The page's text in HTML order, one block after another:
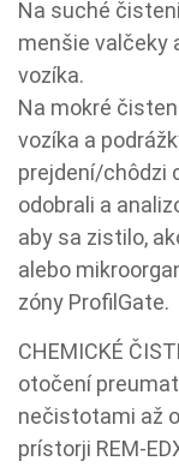
Na suché
menšie valčeky
vozíka.
Na mokré
vozíka a
prejdení/chôdzi
odobrali a
aby sa zistilo,
alebo
zóny ProfilGate.
CHEMICKÉ
otočení
nečistotami až
prístorji REM-